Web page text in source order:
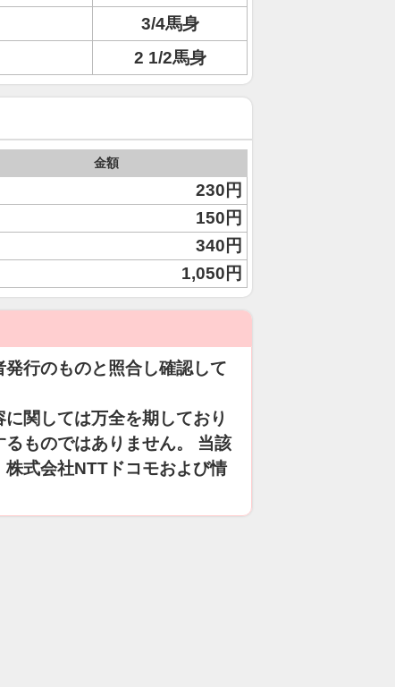
3/4馬身
2 1/2馬身
金額
230円
150円
340円
1,050円
行のものと照合し確認して
関しては万全を期しており
ものではありません。 当該
式会社NTTドコモおよび情